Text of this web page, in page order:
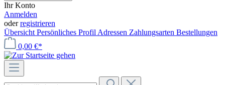
Ihr Konto
Anmelden
oderregistrieren
Übersicht Persönliches Profil Adressen Zahlungsarten Bestellungen
0,00 €*